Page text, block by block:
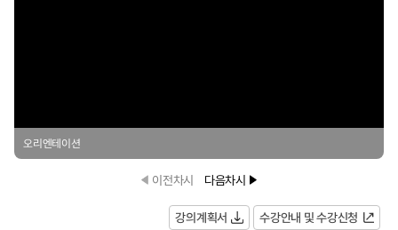
오리엔테이션
이전차시 다음차시
강의계획서
수강안내 및 수강신청